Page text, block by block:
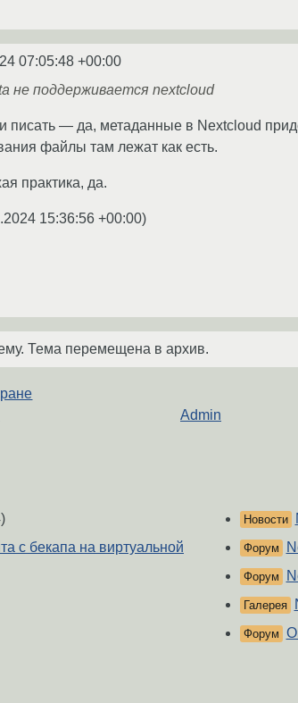
07:05:48 +00:00
не поддерживается nextcloud
писать — да, метаданные в Nextcloud
файлы там лежат как есть.
практика, да.
15:36:56 +00:00)
Тема перемещена в архив.
Admin
с бекапа на виртуальной
Новости
Форум
Форум
Галерея
Форум